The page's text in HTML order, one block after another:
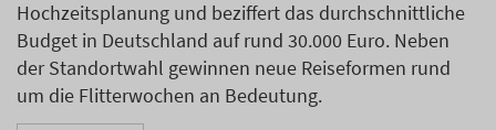
Hochzeitsplanung und beziffert das durchschnittliche
Budget in Deutschland auf rund 30.000 Euro. Neben
der Standortwahl gewinnen neue Reiseformen rund
um die Flitterwochen an Bedeutung.